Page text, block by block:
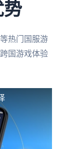
势
热门国服游
国游戏体验